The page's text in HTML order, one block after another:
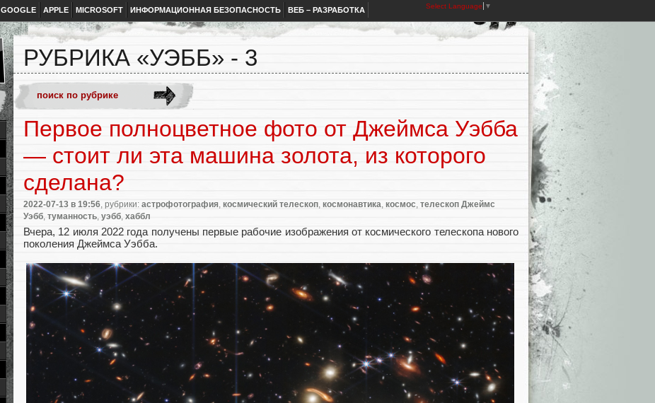
GOOGLE APPLE MICROSOFT ИНФОРМАЦИОННАЯ БЕЗОПАСНОСТЬ ВЕБ – РАЗРАБОТКА Select Language ▼
РУБРИКА «УЭББ» - 3
Первое полноцветное фото от Джеймса Уэбба
— стоит ли эта машина золота, из которого
сделана?
2022-07-13 в 19:56 , рубрики: астрофотография космический телескоп космонавтика космос телескоп Джеймс
Уэбб туманность уэбб хаббл
Вчера, 12 июля 2022 года получены первые рабочие изображения от космического телескопа нового
поколения Джеймса Уэбба.